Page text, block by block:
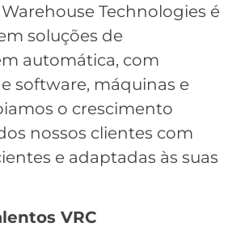
Warehouse Technologies é
soluções de
automática, com
software, máquinas e
o crescimento
nossos clientes com
e adaptadas às suas
VRC